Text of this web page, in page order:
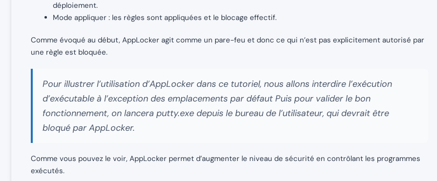
déploiement.
Mode appliquer : les règles sont appliquées et le blocage effectif.
Comme évoqué au début, AppLocker agit comme un pare-feu et donc ce qui n’est pas explicitement autorisé par
une règle est bloquée.
Pour illustrer l’utilisation d’AppLocker dans ce tutoriel, nous allons interdire l’exécution
d’exécutable à l’exception des emplacements par défaut Puis pour valider le bon
fonctionnement, on lancera putty.exe depuis le bureau de l’utilisateur, qui devrait être
bloqué par AppLocker.
Comme vous pouvez le voir, AppLocker permet d’augmenter le niveau de sécurité en contrôlant les programmes
exécutés.